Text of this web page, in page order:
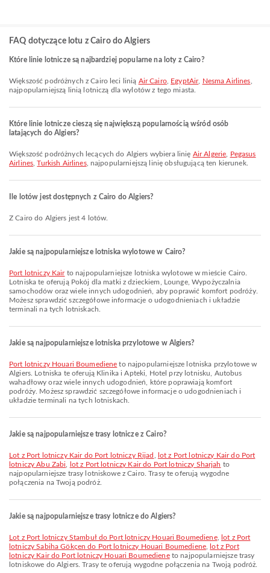
FAQ dotyczące lotu z Cairo do Algiers
Które linie lotnicze są najbardziej popularne na loty z Cairo?
Większość podróżnych z Cairo leci linią Air Cairo, EgyptAir, Nesma Airlines
najpopularniejszą linią lotniczą dla wylotów z tego miasta.
Które linie lotnicze cieszą się największą popularnością wśród osób
latających do Algiers?
Większość podróżnych lecących do Algiers wybiera linię Air Algerie
Pegasus
Airlines ,Turkish Airlines, najpopularniejszą linię obsługującą ten kierunek.
Ile lotów jest dostępnych z Cairo do Algiers?
Z Cairo do Algiers jest 4 lotów.
Jakie są najpopularniejsze lotniska wylotowe w Cairo?
Port lotniczy Kairto najpopularniejsze lotniska wylotowe w mieście Cairo.
Lotniska te oferują Pokój dla matki z dzieckiem, Lounge, Wypożyczalnia
samochodów oraz wiele innych udogodnień, aby poprawić komfort podróży.
Możesz sprawdzić szczegółowe informacje o udogodnieniach i układzie
terminali na tych lotniskach.
Jakie są najpopularniejsze lotniska przylotowe w Algiers?
Port lotniczy Houari Boumediene to najpopularniejsze lotniska przylotowe w
Algiers. Lotniska te oferują Klinika i Apteki, Hotel przy lotnisku, Autobus
wahadłowy oraz wiele innych udogodnień, które poprawiają komfort
podróży. Możesz sprawdzić szczegółowe informacje o udogodnieniach i
układzie terminali na tych lotniskach.
Jakie są najpopularniejsze trasy lotnicze z Cairo?
lot z Port lotniczy Kair do Port lotniczy Rijad
lot z Port lotniczy Kair do Port
lotniczy Abu Zabi
lot z Port lotniczy Kair do Port lotniczy Sharjah to
najpopularniejsze trasy lotniskowe z Cairo. Trasy te oferują wygodne
połączenia na Twoją podróż.
Jakie są najpopularniejsze trasy lotnicze do Algiers?
lot z Port lotniczy Stambuł do Port lotniczy Houari Boumediene,
lot z Port
lotniczy Sabiha Gökçen do Port lotniczy Houari Boumediene,
lot z Port
lotniczy Kair do Port lotniczy Houari Boumedieneto najpopularniejsze trasy
lotniskowe do Algiers. Trasy te oferują wygodne połączenia na Twoją podróż.